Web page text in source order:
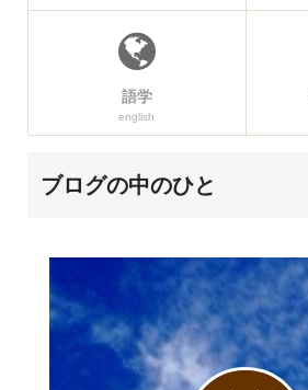
語学
english
ブログの中のひと